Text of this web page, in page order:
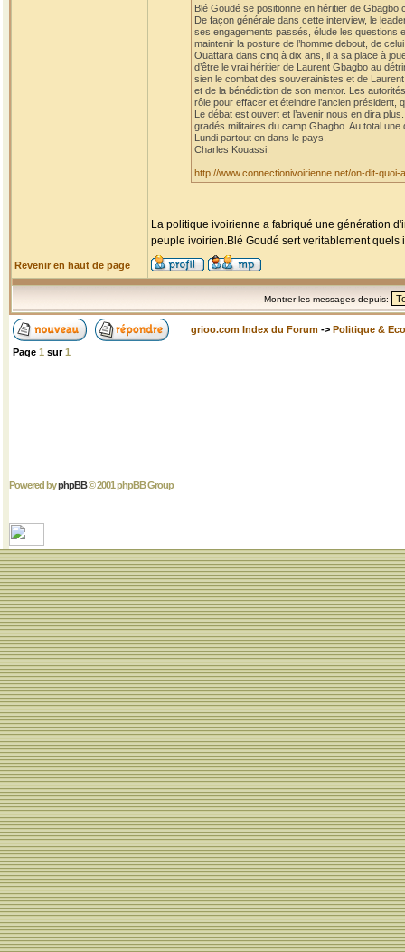
Blé Goudé se positionne en héritier de Gbagbo
De façon générale dans cette interview, le
ses engagements passés, élude les questions
maintenir la posture de l’homme debout, de
Ouattara dans cinq à dix ans, il a sa place à
d’être le vrai héritier de Laurent Gbagbo au
sien le combat des souverainistes et de
et de la bénédiction de son mentor. Les
rôle pour effacer et éteindre l’ancien
Le débat est ouvert et l’avenir nous en dira
gradés militaires du camp Gbagbo. Au total
Lundi partout en dans le pays.
Charles Kouassi.
http://www.connectionivoirienne.net/on-dit-
La politique ivoirienne a fabriqué une génération
peuple ivoirien.Blé Goudé sert veritablement quels
Revenir en haut de page
Montrer les messages depuis:
grioo.com Index du Forum -> Politique &
Page 1 sur1
Powered byphpBB© 2001 phpBB Group